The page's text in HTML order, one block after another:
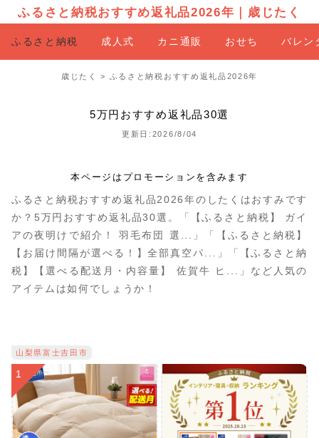
ふるさと納税おすすめ返礼品2026年 歳じたく
ふるさと納税 成人式 カニ通販 おせち バレン
歳じたく > ふるさと納税おすすめ返礼品2026年
5万円おすすめ返礼品30選
更新日:2026/8/04
本ページはプロモーションを含みます
ふるさと納税おすすめ返礼品2026年のしたくはおすみです
か？5万円おすすめ返礼品30選。「【ふるさと納税】 ガイ
アの夜明けで紹介！ 羽毛布団 選...」「【ふるさと納税】
【お届け間隔が選べる！】全部真空パ...」「【ふるさと納
税】【選べる配送月・内容量】 佐賀牛 ヒ...」など人気の
アイテムは如何でしょうか！
山梨県富士吉田市
1